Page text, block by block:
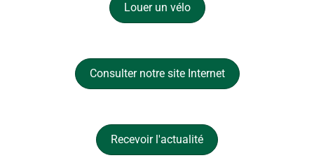
Louer un vélo
Consulter notre site Internet
Recevoir l'actualité